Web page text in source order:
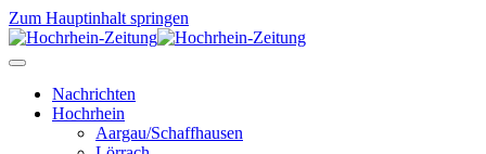
Zum Hauptinhalt springen
Nachrichten
Hochrhein
Aargau/Schaffhausen